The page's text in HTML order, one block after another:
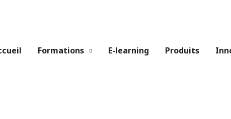
Formations E-learning Produits